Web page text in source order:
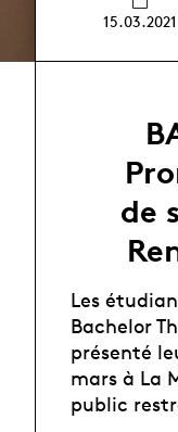
15.03.2021
de
Les
Bachelor
présenté
mars à La
public